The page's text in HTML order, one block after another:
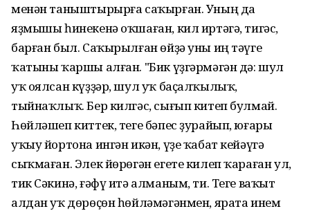
менән таныштырырға саҡырған. Уның да
яҙмышы һинекенә оҡшаған, кил иртәгә, тигәс,
барған был. Саҡырылған өйҙә уны иң тәүге
ҡатыны ҡаршы алған. "Бик үҙгәрмәгән дә: шул
уҡ оялсан күҙҙәр, шул уҡ баҫалҡылыҡ,
тыйнаҡлыҡ. Бер килгәс, сығып китеп булмай.
Һөйләшеп киттек, теге бәпес ҙурайып, юғары
уҡыу йортона ингән икән, үҙе ҡабат кейәүгә
сыҡмаған. Элек йөрөгән егете килеп ҡараған ул,
тик Сәкинә, ғәфү итә алманым, ти. Теге ваҡыт
алдан уҡ дөрөҫөн һөйләмәгәнмен, ярата инем